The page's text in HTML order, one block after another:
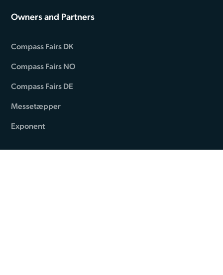
Owners and Partners
Compass Fairs DK
Compass Fairs NO
Compass Fairs DE
Messetæpper
Exponent